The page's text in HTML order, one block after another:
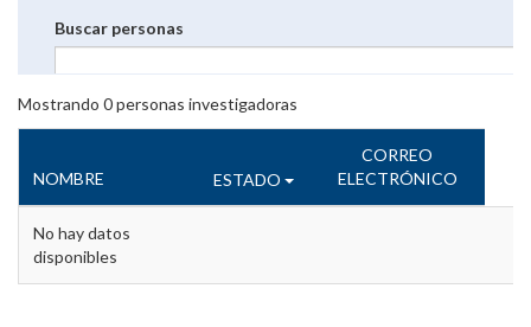
Buscar personas
Mostrando 0personas investigadoras
NOMBRE ESTADO
CORREO
ELECTRÓNICO
No hay datos
disponibles